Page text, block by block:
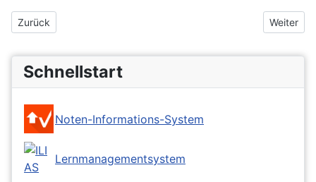
Vorheriger Beitrag: Englandfahrt 2019
Zurück Nächster
Weiter
Schnellstart
Noten-Informations-System
Lernmanagementsystem